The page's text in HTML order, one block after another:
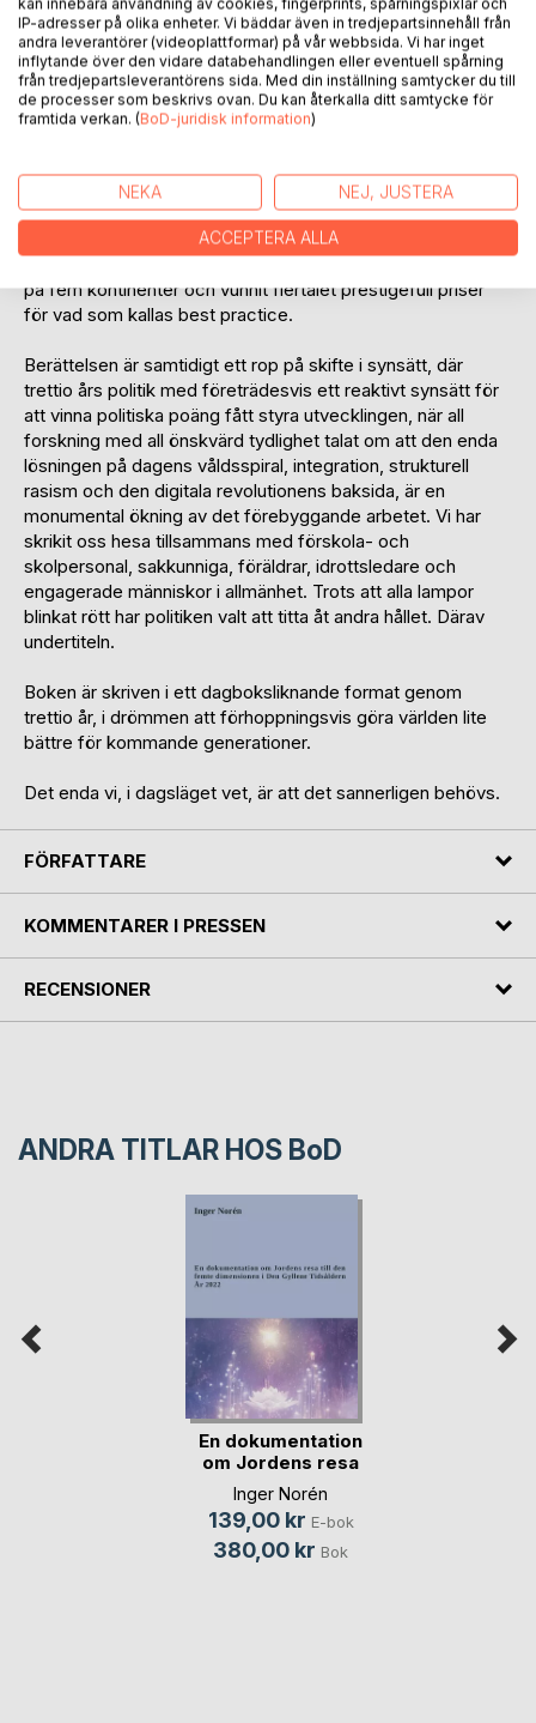
fick av konstnären Carl Fredrik Reuterswärd att vårda och
förstärka budskapet av hans viktigaste konstverk Non-
Violence, den knutna revolvern.
Non-Violence Project´s mission är att inspirera, motivera
att avstå från att bli mobbare eller offer för mobbning,
trakasserier och rasism, samt omfamna filosofin om icke-
våld. Under trettio år har NVP utbildat över nio miljoner
elever, lärare, tränare, idrottare och frivilliga i trettio länder
på fem kontinenter och vunnit flertalet prestigefull priser
för vad som kallas best practice.
Berättelsen är samtidigt ett rop på skifte i synsätt, där
trettio års politik med företrädesvis ett reaktivt synsätt för
att vinna politiska poäng fått styra utvecklingen, när all
forskning med all önskvärd tydlighet talat om att den enda
lösningen på dagens våldsspiral, integration, strukturell
rasism och den digitala revolutionens baksida, är en
monumental ökning av det förebyggande arbetet. Vi har
skrikit oss hesa tillsammans med förskola- och
skolpersonal, sakkunniga, föräldrar, idrottsledare och
engagerade människor i allmänhet. Trots att alla lampor
blinkat rött har politiken valt att titta åt andra hållet. Därav
undertiteln.
Boken är skriven i ett dagboksliknande format genom
trettio år, i drömmen att förhoppningsvis göra världen lite
bättre för kommande generationer.
Det enda vi, i dagsläget vet, är att det sannerligen behövs.
FÖRFATTARE
KOMMENTARER I PRESSEN
RECENSIONER
ANDRA TITLAR HOS BoD
En dokumentation
om Jordens resa
t(...)
Inger Norén
139,00 kr E-bok
380,00 kr Bok
IP-adresser på olika enheter. Vi bäddar även in tredjepartsinnehåll från
andra leverantörer (videoplattformar) på vår webbsida. Vi har inget
inflytande över den vidare databehandlingen eller eventuell spårning
från tredjepartsleverantörens sida. Med din inställning samtycker du till
de processer som beskrivs ovan. Du kan återkalla ditt samtycke för
framtida verkan. (BoD-juridisk information)
NEKA NEJ, JUSTERA
ACCEPTERA ALLA